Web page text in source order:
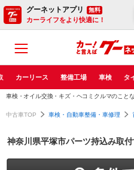
グーネットアプリ 無料
カーライフをより快適に！
カーリース 整備工場 車検 タ
車検・オイル交換・キズ・ヘコミクルマのこと
中古車TOP 車検・自動車整備・車修理
神奈川県平塚市パーツ持込み取